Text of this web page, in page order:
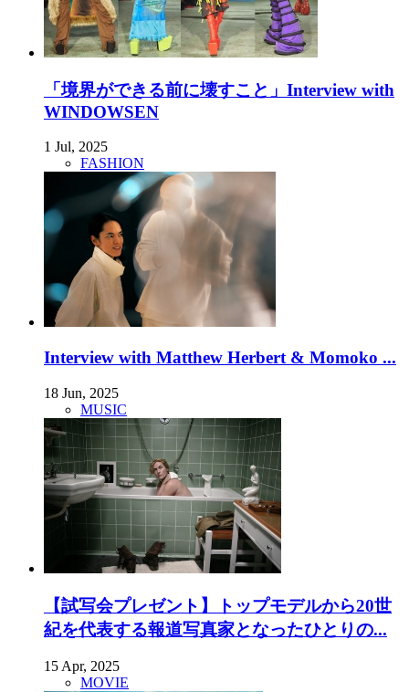
「境界ができる前に壊すこと」Interview with
WINDOWSEN
1 Jul, 2025
FASHION
Interview with Matthew Herbert & Momoko ...
18 Jun, 2025
MUSIC
【試写会プレゼント】トップモデルから20世
紀を代表する報道写真家となったひとりの...
15 Apr, 2025
MOVIE